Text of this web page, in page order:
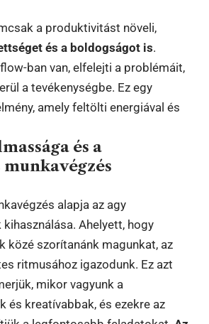
a produktivitást növeli,
és a boldogságot is.
ban van, elfelejti a problémáit,
a tevékenységbe. Ez egy
amely feltölti energiával és
és a
alapja az agy
Ahelyett, hogy
közé szorítanánk magunkat, az
ritmusához igazodunk. Ez azt
mikor vagyunk a
és kreatívabbak, és ezekre az